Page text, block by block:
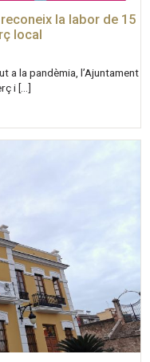
la labor de 15
local
a la pandèmia, l’Ajuntament
i […]